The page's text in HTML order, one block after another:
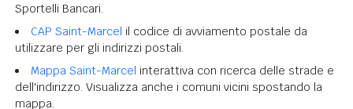
Sportelli Bancari.
CAP Saint-Marcel il codice di avviamento postale da
utilizzare per gli indirizzi postali.
Mappa Saint-Marcel interattiva con ricerca delle strade e
dell'indirizzo. Visualizza anche i comuni vicini spostando la
mappa.